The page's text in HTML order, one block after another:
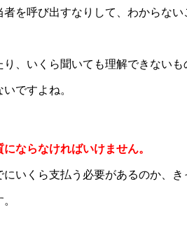
を呼び出すなりして、わからない
、いくら聞いても理解できない
ですよね。
ならなければいけません。
いくら支払う必要があるのか、き